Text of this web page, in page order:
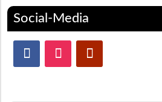
Social-Media